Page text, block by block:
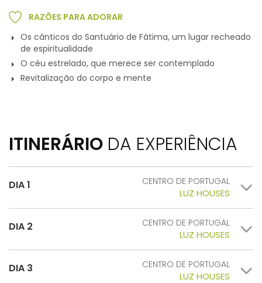
RAZÕES PARA ADORAR
Os cânticos do Santuário de Fátima, um lugar recheado
de espiritualidade
O céu estrelado, que merece ser contemplado
Revitalização do corpo e mente
ITINERÁRIO DA EXPERIÊNCIA
DIA 1 CENTRO DE PORTUGAL
LUZ HOUSES
DIA 2 CENTRO DE PORTUGAL
LUZ HOUSES
DIA 3 CENTRO DE PORTUGAL
LUZ HOUSES